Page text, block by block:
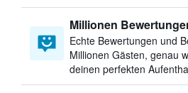
Millionen
Echte Bewertungen und
Millionen Gästen, genau
deinen perfekten